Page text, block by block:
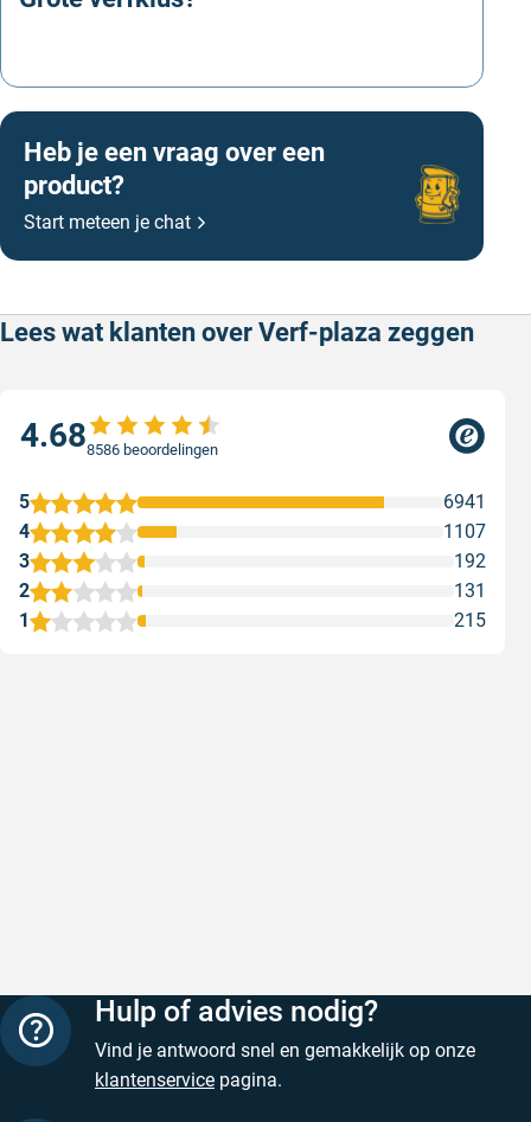
pluizende doek. Breng de eerste laag dun en gelijkmatig
daarna de overtollige olie met een niet-pluizende doek.
manier.
Let op!Om risico van zelfontbranding door broei te
voorkomen, de gebruikte doeken uitgevouwen laten
drogen en pas daarna afvoeren. Of uitspoelen in
zeephoudend water. Te dikke lagen olie drogen blijven
Heb je een vraag over een
product?
Start meteen je chat
Lees wat klanten over Verf-plaza zeggen
4.688586 beoordelingen
1 215
2 131
3 192
4 1107
5 6941
Hulp of advies nodig?
Vind je antwoord snel en gemakkelijk op onze
klantenservice pagina.